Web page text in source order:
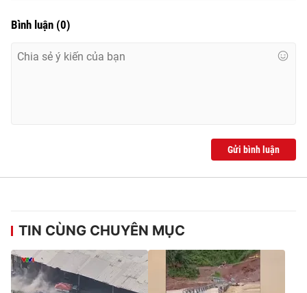
Bình luận (0)
Gửi bình luận
TIN CÙNG CHUYÊN MỤC